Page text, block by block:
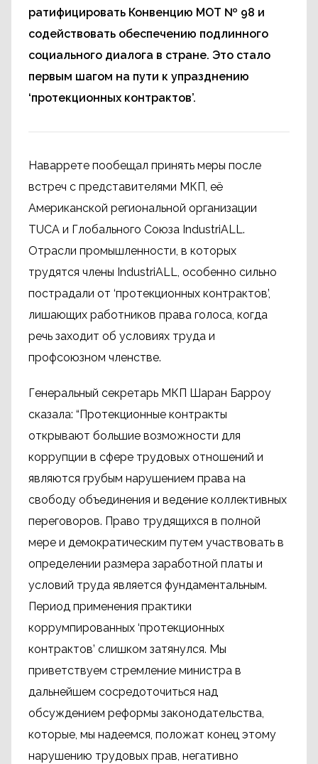
ратифицировать Конвенцию МОТ № 98 и
содействовать обеспечению подлинного
социального диалога в стране. Это стало
первым шагом на пути к упразднению
‘протекционных контрактов’.
Наваррете пообещал принять меры после
встреч с представителями МКП, её
Американской региональной организации
TUCA и Глобального Союза IndustriALL.
Отрасли промышленности, в которых
трудятся члены IndustriALL, особенно сильно
пострадали от ‘протекционных контрактов’,
лишающих работников права голоса, когда
речь заходит об условиях труда и
профсоюзном членстве.
Генеральный секретарь МКП Шаран Барроу
сказала: “Протекционные контракты
открывают большие возможности для
коррупции в сфере трудовых отношений и
являются грубым нарушением права на
свободу объединения и ведение коллективных
переговоров. Право трудящихся в полной
мере и демократическим путем участвовать в
определении размера заработной платы и
условий труда является фундаментальным.
Период применения практики
коррумпированных ‘протекционных
контрактов’ слишком затянулся. Мы
приветствуем стремление министра в
дальнейшем сосредоточиться над
обсуждением реформы законодательства,
которые, мы надеемся, положат конец этому
нарушению трудовых прав, негативно